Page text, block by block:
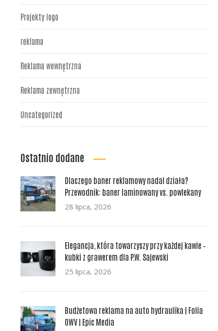
Projekty logo
reklama
Reklama wewnętrzna
Reklama zewnętrzna
Uncategorized
Ostatnio dodane
Dlaczego baner reklamowy nadal działa?
Przewodnik: baner laminowany vs. powlekany
28 lipca, 2026
Elegancja, która towarzyszy przy każdej kawie –
kubki z grawerem dla P.W. Sajewski
25 lipca, 2026
Budżetowa reklama na auto hydraulika | Folia
OWV | Epic Media